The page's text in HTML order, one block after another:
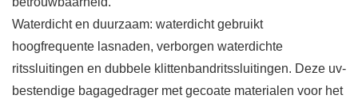
Waterdicht en duurzaam: waterdicht gebruikt
hoogfrequente lasnaden, verborgen waterdichte
ritssluitingen en dubbele klittenbandritssluitingen. Deze uv-
bestendige bagagedrager met gecoate materialen voor het